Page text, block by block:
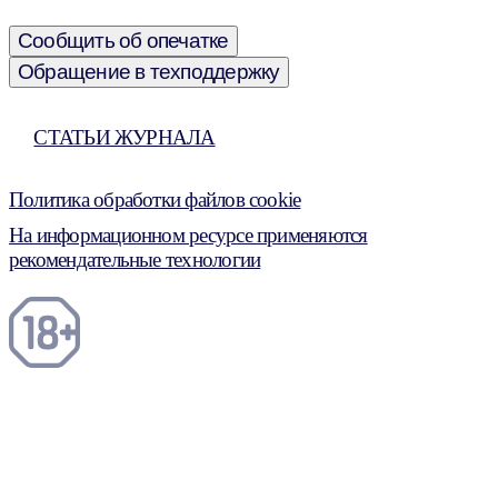
Сообщить об опечатке
Обращение в техподдержку
СТАТЬИ ЖУРНАЛА
Политика обработки файлов cookie
На информационном ресурсе применяются
рекомендательные технологии